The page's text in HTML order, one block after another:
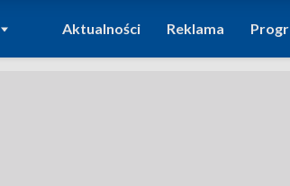
DO
Aktualności Reklama